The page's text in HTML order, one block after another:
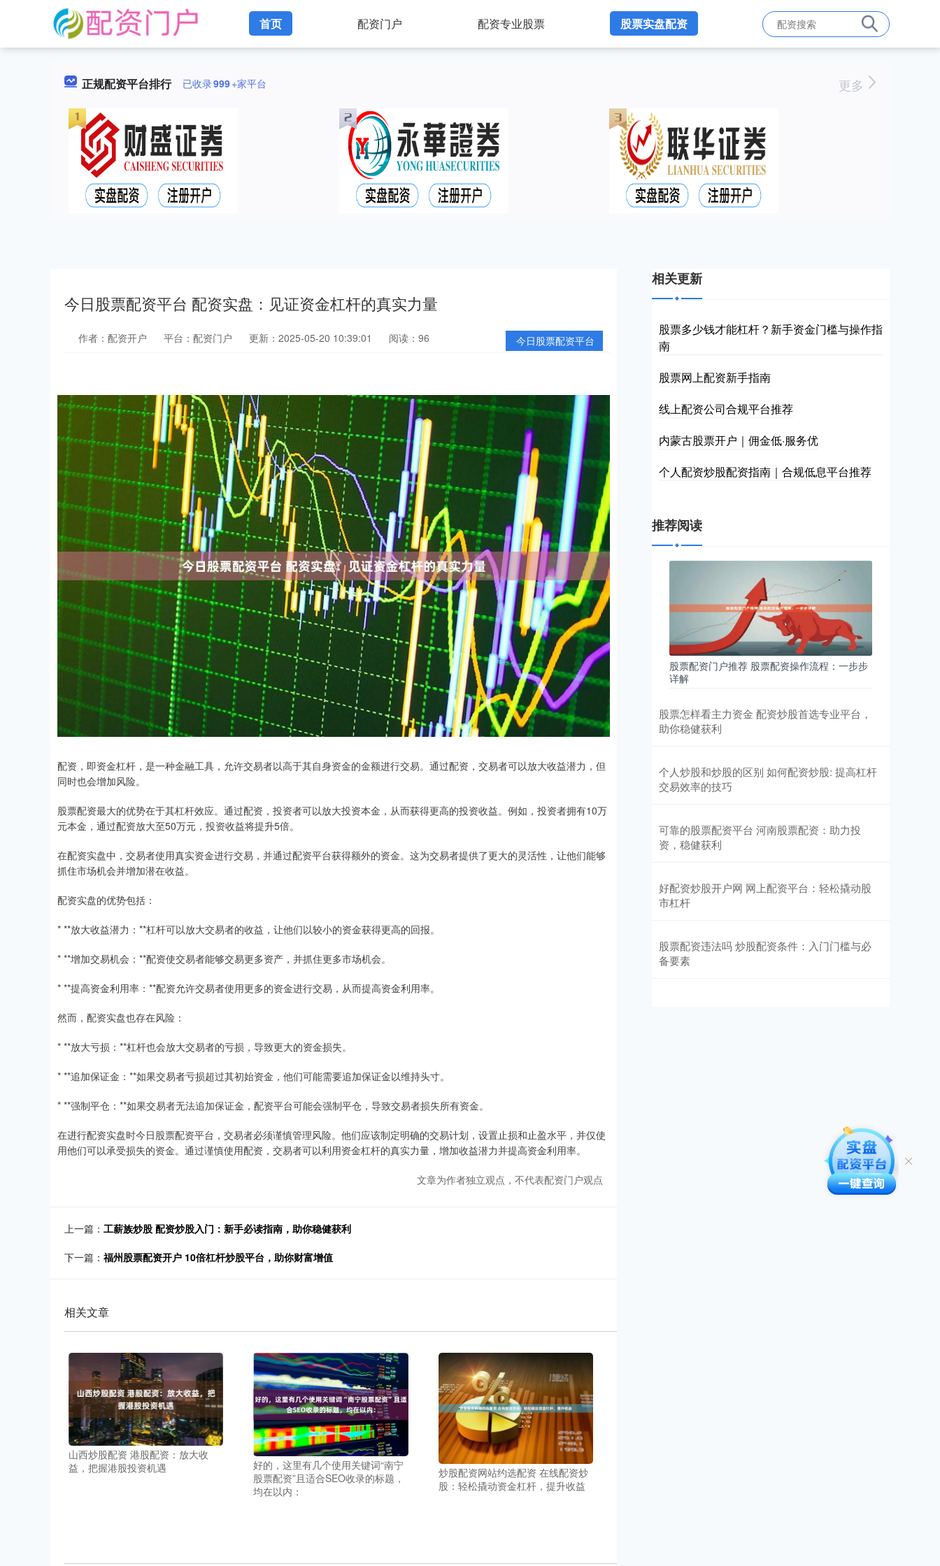
首页 配资门户 配资专业股票 股票实盘配资
正规配资平台排行 已收录999+家平台 更多
今日股票配资平台 配资实盘：见证资金杠杆的真实力量
今日股票配资平台
作者：配资开户 平台：配资门户 更新：2025-05-20 10:39:01 阅读：96
配资，即资金杠杆，是一种金融工具，允许交易者以高于其自身资金的金额进行交易。通过配资，交易者可以放大收益潜力，但
同时也会增加风险。
股票配资最大的优势在于其杠杆效应。通过配资，投资者可以放大投资本金，从而获得更高的投资收益。例如，投资者拥有10万
元本金，通过配资放大至50万元，投资收益将提升5倍。
在配资实盘中，交易者使用真实资金进行交易，并通过配资平台获得额外的资金。这为交易者提供了更大的灵活性，让他们能够
抓住市场机会并增加潜在收益。
配资实盘的优势包括：
* **放大收益潜力：**杠杆可以放大交易者的收益，让他们以较小的资金获得更高的回报。
* **增加交易机会：**配资使交易者能够交易更多资产，并抓住更多市场机会。
* **提高资金利用率：**配资允许交易者使用更多的资金进行交易，从而提高资金利用率。
然而，配资实盘也存在风险：
* **放大亏损：**杠杆也会放大交易者的亏损，导致更大的资金损失。
* **追加保证金：**如果交易者亏损超过其初始资金，他们可能需要追加保证金以维持头寸。
* **强制平仓：**如果交易者无法追加保证金，配资平台可能会强制平仓，导致交易者损失所有资金。
在进行配资实盘时今日股票配资平台，交易者必须谨慎管理风险。他们应该制定明确的交易计划，设置止损和止盈水平，并仅使
用他们可以承受损失的资金。通过谨慎使用配资，交易者可以利用资金杠杆的真实力量，增加收益潜力并提高资金利用率。
文章为作者独立观点，不代表配资门户观点
上一篇： 工薪族炒股 配资炒股入门：新手必读指南，助你稳健获利
下一篇： 福州股票配资开户 10倍杠杆炒股平台，助你财富增值
相关文章
山西炒股配资 港股配资：放大收
益，把握港股投资机遇
好的，这里有几个使用关键词“南宁
股票配资”且适合SEO收录的标题，
均在以内：
炒股配资网站约选配资 在线配资炒
股：轻松撬动资金杠杆，提升收益
相关更新
股票多少钱才能杠杆？新手资金门槛与操作指
南
股票网上配资新手指南
线上配资公司合规平台推荐
内蒙古股票开户｜佣金低·服务优
个人配资炒股配资指南｜合规低息平台推荐
推荐阅读
股票配资门户推荐 股票配资操作流程：一步步
详解
股票怎样看主力资金 配资炒股首选专业平台，
助你稳健获利
个人炒股和炒股的区别 如何配资炒股: 提高杠杆
交易效率的技巧
可靠的股票配资平台 河南股票配资：助力投
资，稳健获利
好配资炒股开户网 网上配资平台：轻松撬动股
市杠杆
股票配资违法吗 炒股配资条件：入门门槛与必
备要素